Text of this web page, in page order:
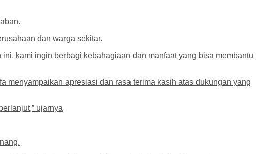
dan warga sekitar.
kami ingin berbagi kebahagiaan dan manfaat yang bisa membantu
menyampaikan apresiasi dan rasa terima kasih atas dukungan yang
ujarnya